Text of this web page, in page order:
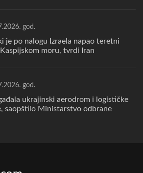
god.
je po nalogu Izraela napao teretni
moru, tvrdi Iran
god.
ukrajinski aerodrom i logističke
saopštilo Ministarstvo odbrane